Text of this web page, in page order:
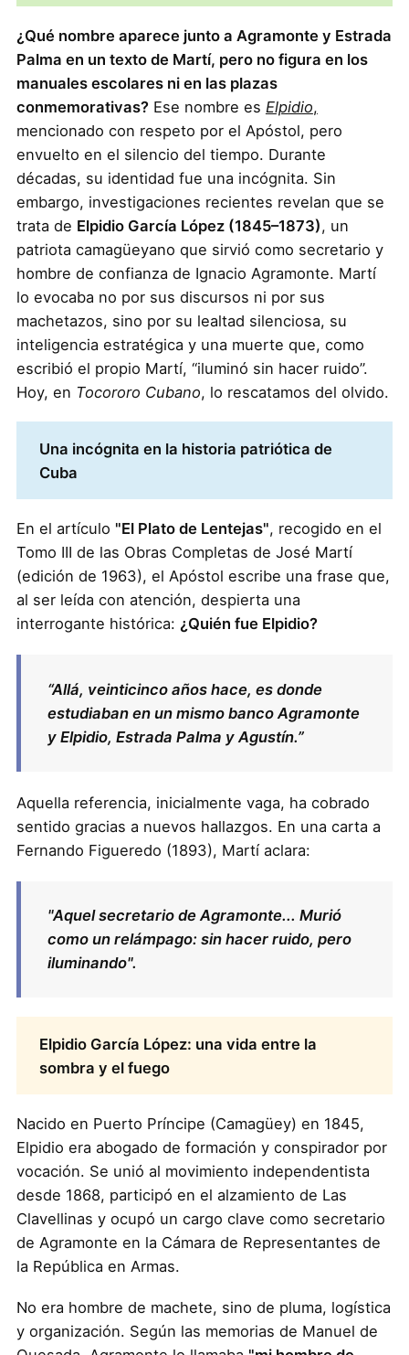
¿Qué nombre aparece junto a Agramonte y Estrada
Palma en un texto de Martí, pero no figura en los
manuales escolares ni en las plazas
conmemorativas? Ese nombre es Elpidio,
mencionado con respeto por el Apóstol, pero
envuelto en el silencio del tiempo. Durante
décadas, su identidad fue una incógnita. Sin
embargo, investigaciones recientes revelan que se
trata de Elpidio García López (1845–1873), un
patriota camagüeyano que sirvió como secretario y
hombre de confianza de Ignacio Agramonte. Martí
lo evocaba no por sus discursos ni por sus
machetazos, sino por su lealtad silenciosa, su
inteligencia estratégica y una muerte que, como
escribió el propio Martí, “iluminó sin hacer ruido”.
Hoy, en Tocororo Cubano, lo rescatamos del olvido.
Una incógnita en la historia patriótica de
Cuba
En el artículo "El Plato de Lentejas", recogido en el
Tomo III de las Obras Completas de José Martí
(edición de 1963), el Apóstol escribe una frase que,
al ser leída con atención, despierta una
interrogante histórica: ¿Quién fue Elpidio?
“Allá, veinticinco años hace, es donde
estudiaban en un mismo banco Agramonte
y Elpidio, Estrada Palma y Agustín.”
Aquella referencia, inicialmente vaga, ha cobrado
sentido gracias a nuevos hallazgos. En una carta a
Fernando Figueredo (1893), Martí aclara:
"Aquel secretario de Agramonte... Murió
como un relámpago: sin hacer ruido, pero
iluminando".
Elpidio García López: una vida entre la
sombra y el fuego
Nacido en Puerto Príncipe (Camagüey) en 1845,
Elpidio era abogado de formación y conspirador por
vocación. Se unió al movimiento independentista
desde 1868, participó en el alzamiento de Las
Clavellinas y ocupó un cargo clave como secretario
de Agramonte en la Cámara de Representantes de
la República en Armas.
No era hombre de machete, sino de pluma, logística
y organización. Según las memorias de Manuel de